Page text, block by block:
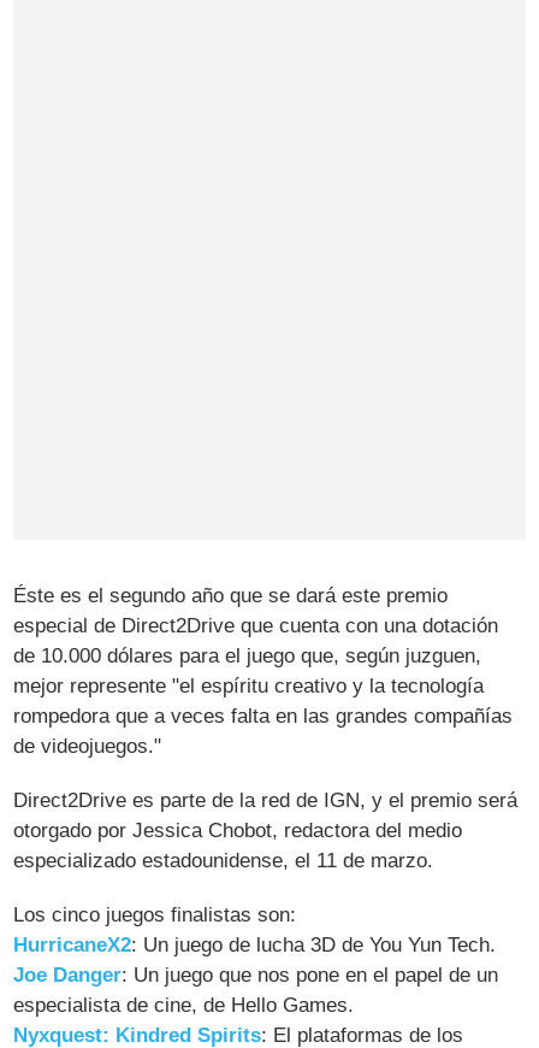
Éste es el segundo año que se dará este premio
especial de Direct2Drive que cuenta con una dotación
de 10.000 dólares para el juego que, según juzguen,
mejor represente "el espíritu creativo y la tecnología
rompedora que a veces falta en las grandes compañías
de videojuegos."
Direct2Drive es parte de la red de IGN, y el premio será
otorgado por Jessica Chobot, redactora del medio
especializado estadounidense, el 11 de marzo.
Los cinco juegos finalistas son:
HurricaneX2: Un juego de lucha 3D de You Yun Tech.
Joe Danger: Un juego que nos pone en el papel de un
especialista de cine, de Hello Games.
Nyxquest: Kindred Spirits: El plataformas de los